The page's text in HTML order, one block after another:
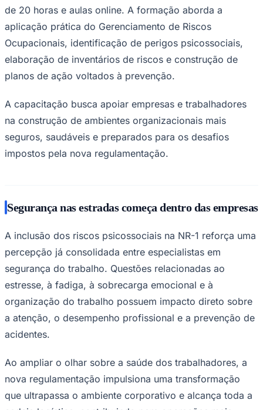
Vasco
de 20 horas e aulas online. A formação aborda a
aplicação prática do Gerenciamento de Riscos
Ocupacionais, identificação de perigos psicossociais,
elaboração de inventários de riscos e construção de
planos de ação voltados à prevenção.
A capacitação busca apoiar empresas e trabalhadores
na construção de ambientes organizacionais mais
seguros, saudáveis e preparados para os desafios
impostos pela nova regulamentação.
Segurança nas estradas começa dentro das empresas
A inclusão dos riscos psicossociais na NR-1 reforça uma
percepção já consolidada entre especialistas em
segurança do trabalho. Questões relacionadas ao
estresse, à fadiga, à sobrecarga emocional e à
organização do trabalho possuem impacto direto sobre
a atenção, o desempenho profissional e a prevenção de
acidentes.
Ao ampliar o olhar sobre a saúde dos trabalhadores, a
nova regulamentação impulsiona uma transformação
que ultrapassa o ambiente corporativo e alcança toda a